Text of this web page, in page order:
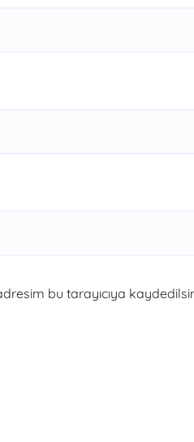
bu tarayıcıya